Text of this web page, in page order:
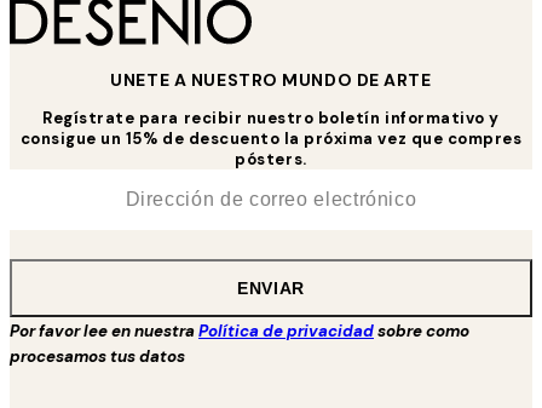
UNETE A NUESTRO MUNDO DE ARTE
Regístrate para recibir nuestro boletín informativo y
consigue un 15% de descuento la próxima vez que compres
pósters.
ENVIAR
Por favor lee en nuestraPolítica de privacidadsobre como
procesamos tus datos